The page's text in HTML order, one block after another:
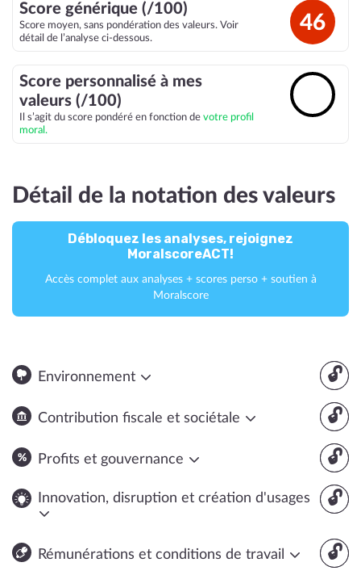
Score générique (/100)
Score moyen, sans pondération des valeurs. Voir
détail de l’analyse ci-dessous.
46
Score personnalisé à mes
valeurs (/100)
Il s’agit du score pondéré en fonction de votre profil
moral.
Détail de la notation des valeurs
Débloquez les analyses, rejoignez
MoralscoreACT!
Accès complet aux analyses + scores perso + soutien à
Moralscore
🔓
Environnement
🔓
Contribution fiscale et sociétale
🔓
Profits et gouvernance
🔓
Innovation, disruption et création d'usages
🔓
Rémunérations et conditions de travail